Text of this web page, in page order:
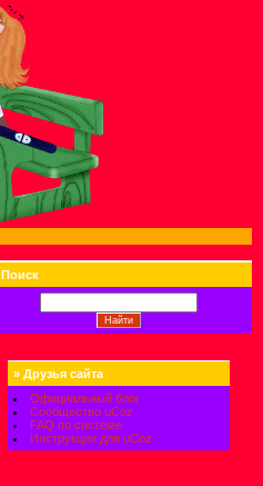
Поиск
» Друзья сайта
Официальный блог
Сообщество uCoz
FAQ по системе
Инструкции для uCoz